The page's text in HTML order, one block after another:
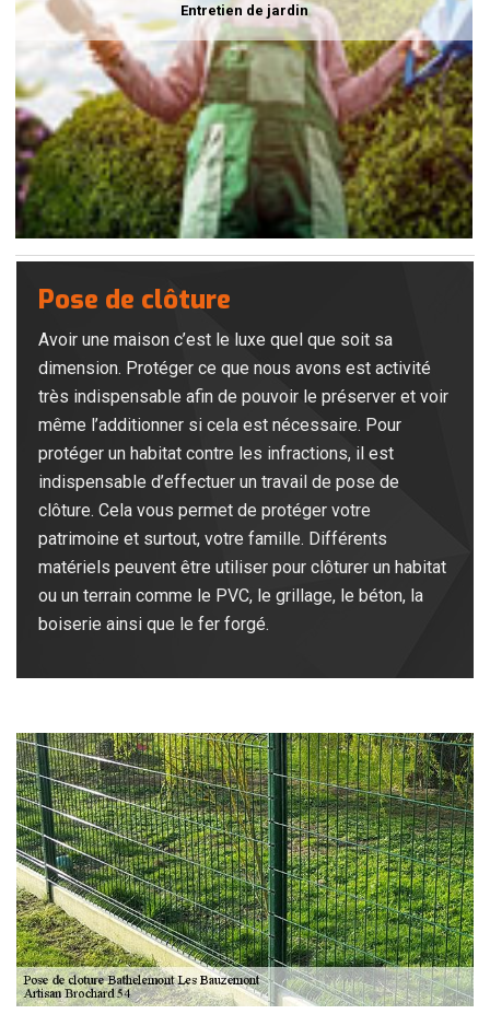
Entretien de jardin
Pose de clôture
Avoir une maison c’est le luxe quel que soit sa
dimension. Protéger ce que nous avons est activité
très indispensable afin de pouvoir le préserver et voir
même l’additionner si cela est nécessaire. Pour
protéger un habitat contre les infractions, il est
indispensable d’effectuer un travail de pose de
clôture. Cela vous permet de protéger votre
patrimoine et surtout, votre famille. Différents
matériels peuvent être utiliser pour clôturer un habitat
ou un terrain comme le PVC, le grillage, le béton, la
boiserie ainsi que le fer forgé.